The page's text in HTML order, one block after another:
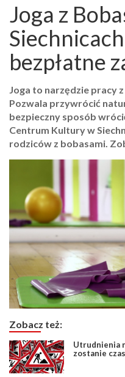
Joga z
bezpłatne
Joga to narzędzie pracy z
Pozwala przywrócić
bezpieczny sposób
Centrum Kultury w
rodziców z bobasami.
Zobacz też:
Utrudnienia
zostanie